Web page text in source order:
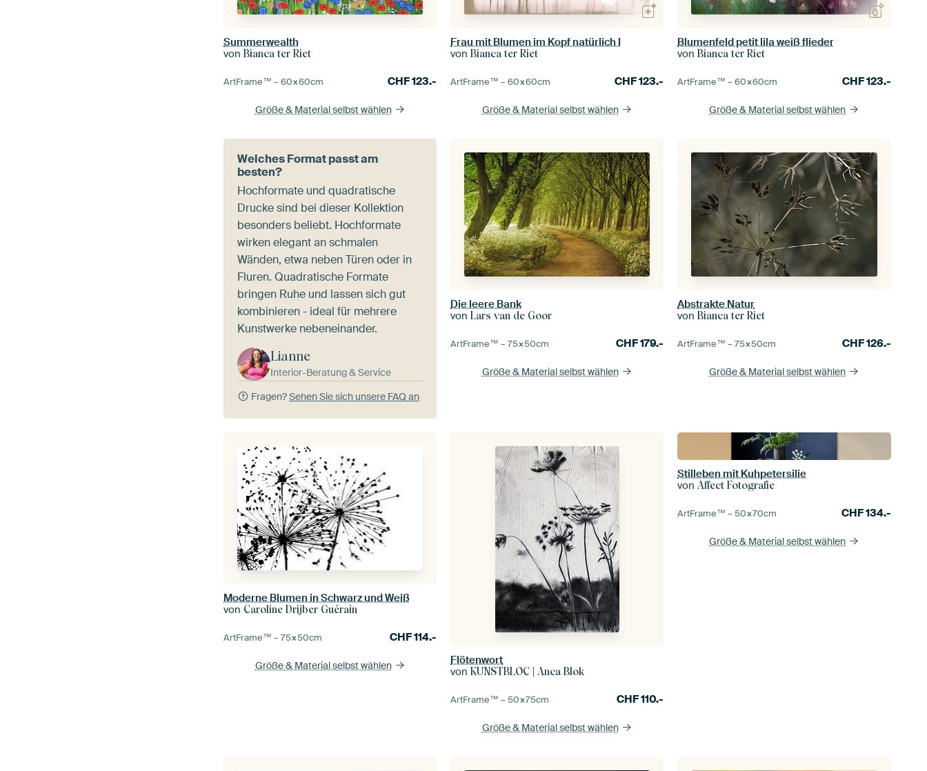
Summerwealth
vonBianca ter Riet
ArtFrame™ –60×60cm CHF123.-
Größe & Material selbst wählen
Frau mit Blumen im Kopf natürlich I
vonBianca ter Riet
ArtFrame™ –60×60cm CHF123.-
Größe & Material selbst wählen
Blumenfeld petit lila weiß flieder
vonBianca ter Riet
ArtFrame™ –60×60cm CHF123.-
Größe & Material selbst wählen
Welches Format passt am
besten?
Hochformate und quadratische
Drucke sind bei dieser Kollektion
besonders beliebt. Hochformate
wirken elegant an schmalen
Wänden, etwa neben Türen oder in
Fluren. Quadratische Formate
bringen Ruhe und lassen sich gut
kombinieren - ideal für mehrere
Kunstwerke nebeneinander.
Lianne
Interior-Beratung & Service
Fragen?Sehen Sie sich unsere FAQ an
Die leere Bank
vonLars van de Goor
ArtFrame™ –75×50cm CHF179.-
Größe & Material selbst wählen
Abstrakte Natur
vonBianca ter Riet
ArtFrame™ –75×50cm CHF126.-
Größe & Material selbst wählen
Moderne Blumen in Schwarz und Weiß
von Caroline Drijber Guérain
ArtFrame™ –75×50cm CHF114.-
Größe & Material selbst wählen
Flötenwort
vonKUNSTBLOC | Anca Blok
ArtFrame™ –50×75cm CHF110.-
Größe & Material selbst wählen
Stilleben mit Kuhpetersilie
vonAffect Fotografie
ArtFrame™ –50×70cm CHF134.-
Größe & Material selbst wählen